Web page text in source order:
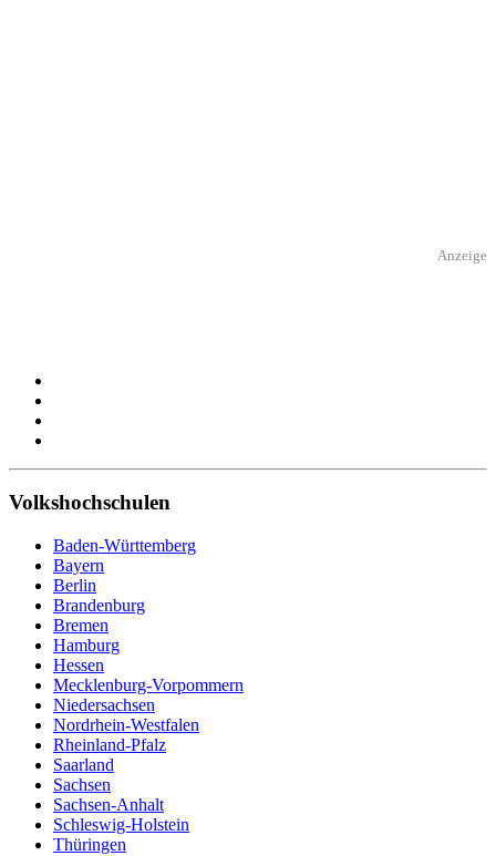
Anzeige
Volkshochschulen
Baden-Württemberg
Bayern
Berlin
Brandenburg
Bremen
Hamburg
Hessen
Mecklenburg-Vorpommern
Niedersachsen
Nordrhein-Westfalen
Rheinland-Pfalz
Saarland
Sachsen
Sachsen-Anhalt
Schleswig-Holstein
Thüringen